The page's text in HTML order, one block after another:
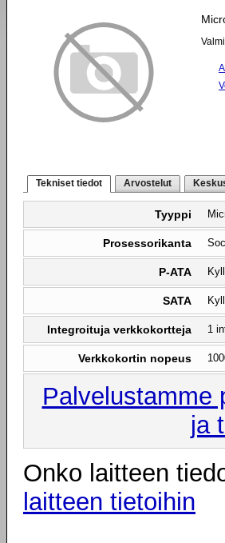
Tekniset tiedot Arvostelut
Tyyppi
Prosessorikanta
P-ATA
SATA
Integroituja verkkokortteja 1
Verkkokortin nopeus
Palvelustamme
ja
Onko laitteen
laitteen tietoihin